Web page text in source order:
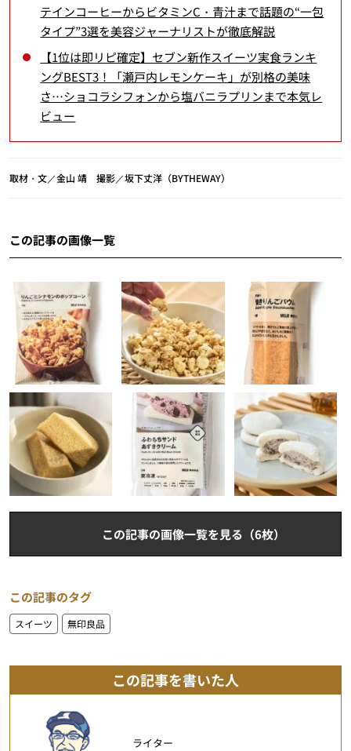
テインコーヒーからビタミンC・青汁まで話題の“一包
タイプ”3選を美容ジャーナリストが徹底解説
【1位は即リピ確定】セブン新作スイーツ実食ランキ
ングBEST3！「瀬戸内レモンケーキ」が別格の美味
さ…ショコラシフォンから塩バニラプリンまで本気レ
ビュー
取材・文／金山 靖 撮影／坂下丈洋（BYTHEWAY）
この記事の画像一覧
この記事の画像一覧を見る（6枚）
この記事のタグ
スイーツ 無印良品
この記事を書いた人
ライター